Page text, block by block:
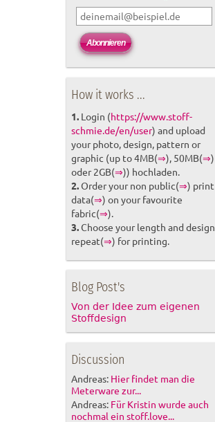
How it works ...
1. Login (https://www.stoff-
schmie.de/en/user) and upload
your photo, design, pattern or
graphic (up to 4MB(⇒), 50MB(⇒)
oder 2GB(⇒)) hochladen.
2.Order your non public(⇒) print
data(⇒) on your favourite
fabric(⇒).
3.Choose your length and design
repeat(⇒) for printing.
Blog Post's
Von der Idee zum eigenen
Stoffdesign
Discussion
Andreas: Hier findet man die
Meterware zur...
Andreas: Für Kristin wurde auch
nochmal ein stoff.love...